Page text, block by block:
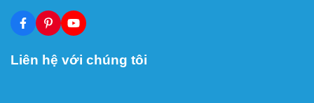
Liên hệ với chúng tôi